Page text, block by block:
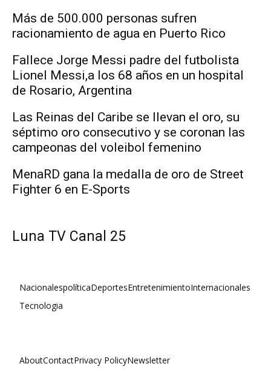
Más de 500.000 personas sufren
racionamiento de agua en Puerto Rico
Fallece Jorge Messi padre del futbolista
Lionel Messi,a los 68 años en un hospital
de Rosario, Argentina
Las Reinas del Caribe se llevan el oro, su
séptimo oro consecutivo y se coronan las
campeonas del voleibol femenino
MenaRD gana la medalla de oro de Street
Fighter 6 en E-Sports
Luna TV Canal 25
NacionalespolíticaDeportesEntretenimientoInternacionales
Tecnologia
AboutContactPrivacy PolicyNewsletter